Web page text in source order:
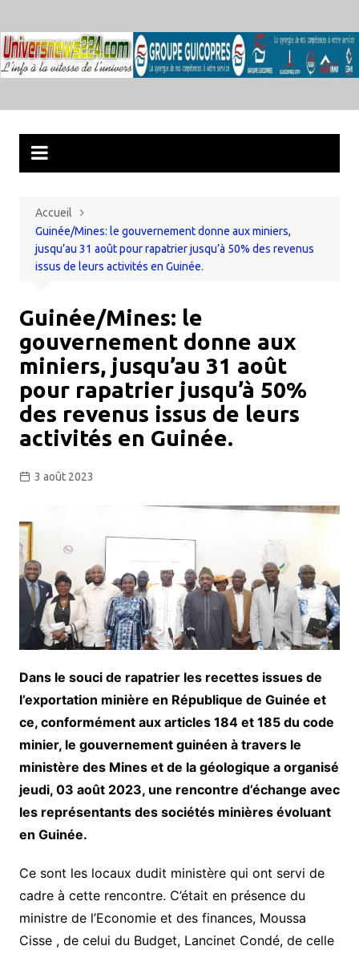
au
contenu
Accueil
Guinée/Mines: le gouvernement donne aux miniers,
jusqu’au 31 août pour rapatrier jusqu’à 50% des revenus
issus de leurs activités en Guinée.
Guinée/Mines: le
gouvernement donne aux
miniers, jusqu’au 31 août
pour rapatrier jusqu’à 50%
des revenus issus de leurs
activités en Guinée.
3 août 2023
Dans le souci de rapatrier les recettes issues de
l’exportation minière en République de Guinée et
ce, conformément aux articles 184 et 185 du code
minier, le gouvernement guinéen à travers le
ministère des Mines et de la géologique a organisé
jeudi, 03 août 2023, une rencontre d’échange avec
les représentants des sociétés minières évoluant
en Guinée.
Ce sont les locaux dudit ministère qui ont servi de
cadre à cette rencontre. C’était en présence du
ministre de l’Economie et des finances, Moussa
Cisse , de celui du Budget, Lancinet Condé, de celle